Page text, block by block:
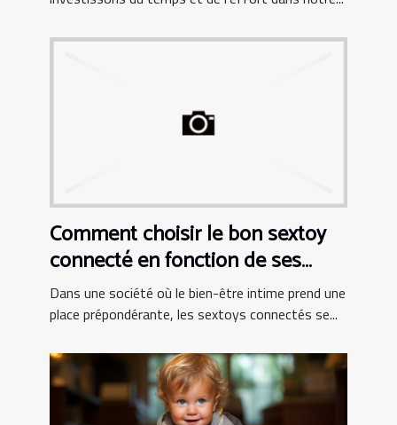
Comment choisir le bon sextoy
connecté en fonction de ses
besoins personnels
Dans une société où le bien-être intime prend une
place prépondérante, les sextoys connectés se...